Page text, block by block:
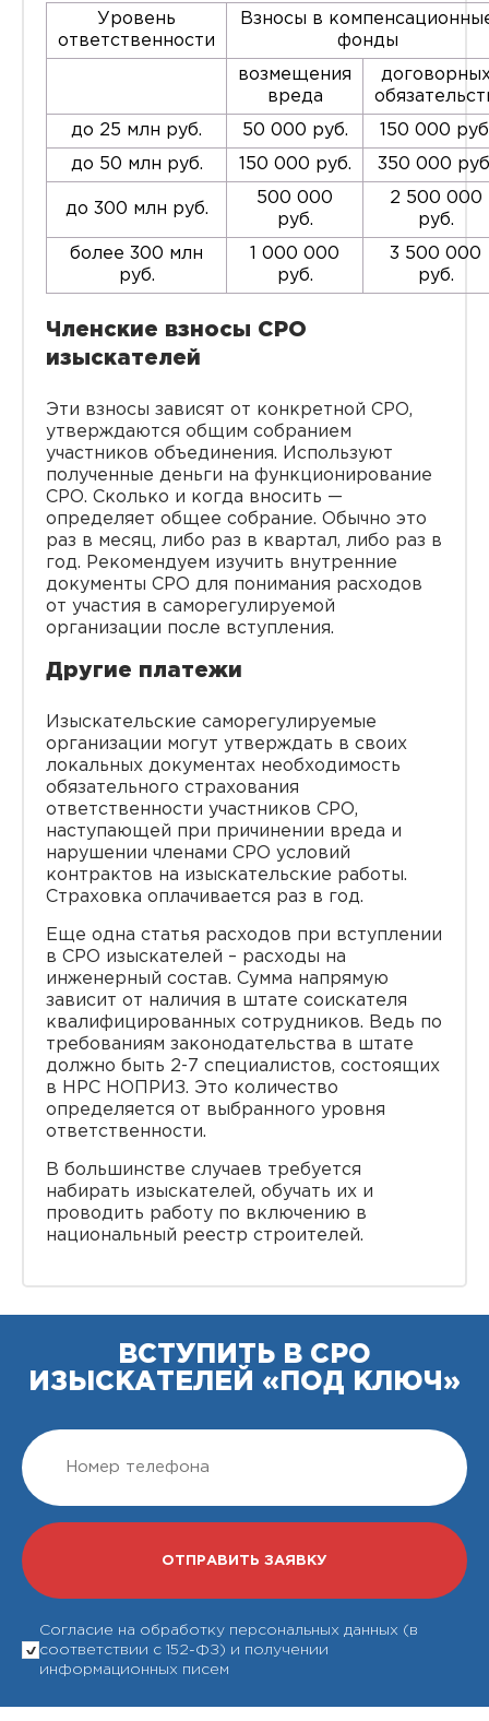
Уровень
ответственности
Взносы в
фонды
возмещения
вреда
до 25 млн руб. 50 000 руб. 150 000
до 50 млн руб. 150 000 руб. 350 000
до 300 млн руб.
500 000
руб.
2 500 000
руб.
более 300 млн
руб.
1 000 000
руб.
3 500 000
руб.
Членские взносы СРО
изыскателей
Эти взносы зависят от конкретной СРО,
утверждаются общим собранием
участников объединения. Используют
полученные деньги на функционирование
СРО. Сколько и когда вносить —
определяет общее собрание. Обычно это
раз в месяц, либо раз в квартал, либо раз в
год. Рекомендуем изучить внутренние
документы СРО для понимания расходов
от участия в саморегулируемой
организации после вступления.
Другие платежи
Изыскательские саморегулируемые
организации могут утверждать в своих
локальных документах необходимость
обязательного страхования
ответственности участников СРО,
наступающей при причинении вреда и
нарушении членами СРО условий
контрактов на изыскательские работы.
Страховка оплачивается раз в год.
Еще одна статья расходов при вступлении
в СРО изыскателей – расходы на
инженерный состав. Сумма напрямую
зависит от наличия в штате соискателя
квалифицированных сотрудников. Ведь по
требованиям законодательства в штате
должно быть 2-7 специалистов, состоящих
в НРС НОПРИЗ. Это количество
определяется от выбранного уровня
ответственности.
В большинстве случаев требуется
набирать изыскателей, обучать их и
проводить работу по включению в
национальный реестр строителей.
ВСТУПИТЬ В СРО
ИЗЫСКАТЕЛЕЙ «ПОД КЛЮЧ»
Согласие на обработку персональных данных (в
соответствии с 152-ФЗ) и получении
информационных писем